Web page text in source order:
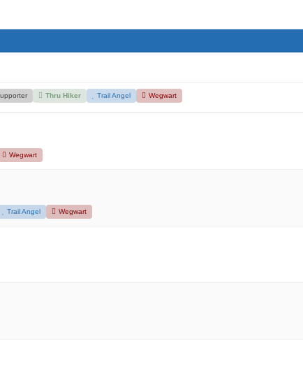
Thru Hiker Trail Angel Wegwart
Wegwart
Trail Angel Wegwart